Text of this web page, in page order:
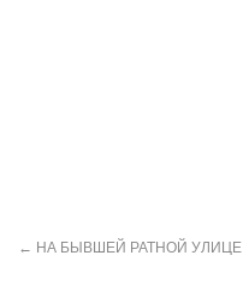
← НА БЫВШЕЙ РАТНОЙ УЛИЦЕ